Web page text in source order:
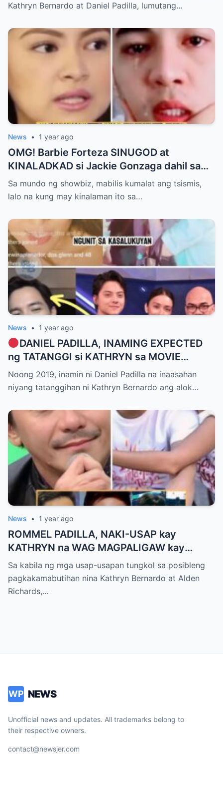
Kathryn Bernardo at Daniel Padilla, lumutang…
News • 1 year ago
OMG! Barbie Forteza SINUGOD at
KINALADKAD si Jackie Gonzaga dahil sa
PANG AAGAW nito kay Jak Roberto
Sa mundo ng showbiz, mabilis kumalat ang tsismis,
lalo na kung may kinalaman ito sa…
News • 1 year ago
DANIEL PADILLA, INAMING EXPECTED
ng TATANGGI si KATHRYN sa MOVIE
OFFER dahil kay ALDEN RICHARDS
Noong 2019, inamin ni Daniel Padilla na inaasahan
niyang tatanggihan ni Kathryn Bernardo ang alok…
News • 1 year ago
ROMMEL PADILLA, NAKI-USAP kay
KATHRYN na WAG MAGPALIGAW kay
ALDEN kasi MAGKAKABALIKAN pa si
DANIEL
Sa kabila ng mga usap-usapan tungkol sa posibleng
pagkakamabutihan nina Kathryn Bernardo at Alden
Richards,…
WP NEWS
Unofficial news and updates. All trademarks belong to
their respective owners.
contact@newsjer.com